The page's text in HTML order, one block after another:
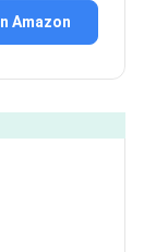
Amazon